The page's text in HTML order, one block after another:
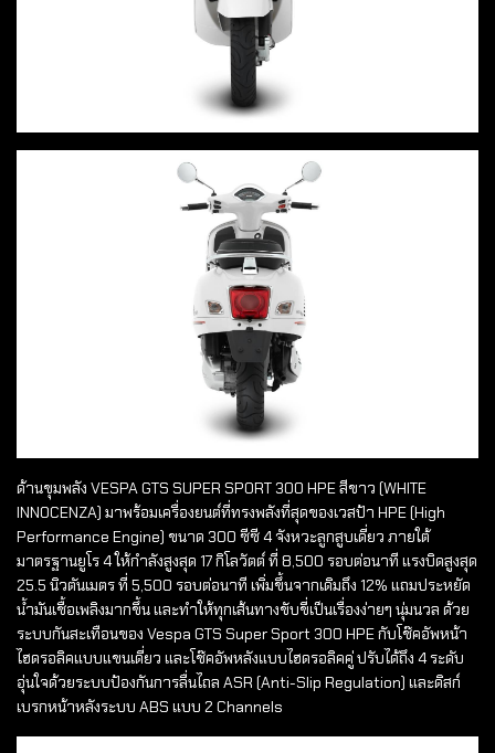
ด้านขุมพลัง VESPA GTS SUPER SPORT 300 HPE สีขาว (WHITE
INNOCENZA) มาพร้อมเครื่องยนต์ที่ทรงพลังที่สุดของเวสป้า HPE (High
Performance Engine) ขนาด 300 ซีซี 4 จังหวะลูกสูบเดี่ยว ภายใต้
มาตรฐานยูโร 4 ให้กำลังสูงสุด 17 กิโลวัตต์ ที่ 8,500 รอบต่อนาที แรงบิดสูงสุด
25.5 นิวตันเมตร ที่ 5,500 รอบต่อนาที เพิ่มขึ้นจากเดิมถึง 12% แถมประหยัด
น้ำมันเชื้อเพลิงมากขึ้น และทำให้ทุกเส้นทางขับขี่เป็นเรื่องง่ายๆ นุ่มนวล ด้วย
ระบบกันสะเทือนของ Vespa GTS Super Sport 300 HPE กับโช๊คอัพหน้า
ไฮดรอลิคแบบแขนเดี่ยว และโช๊คอัพหลังแบบไฮดรอลิคคู่ ปรับได้ถึง 4 ระดับ
อุ่นใจด้วยระบบป้องกันการลื่นไถล ASR (Anti-Slip Regulation) และดิสก์
เบรกหน้าหลังระบบ ABS แบบ 2 Channels